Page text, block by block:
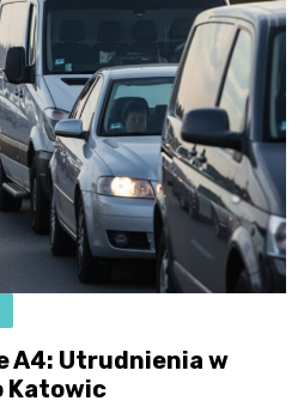
A4: Utrudnienia w
Katowic